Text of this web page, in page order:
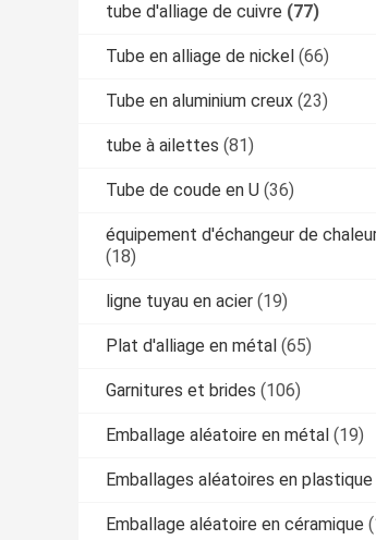
tube d'alliage de cuivre (77)
Tube en alliage de nickel (66)
Tube en aluminium creux (23)
tube à ailettes (81)
Tube de coude en U (36)
équipement d'échangeur de
(18)
ligne tuyau en acier (19)
Plat d'alliage en métal (65)
Garnitures et brides (106)
Emballage aléatoire en métal (19)
Emballages aléatoires en plastique
Emballage aléatoire en céramique